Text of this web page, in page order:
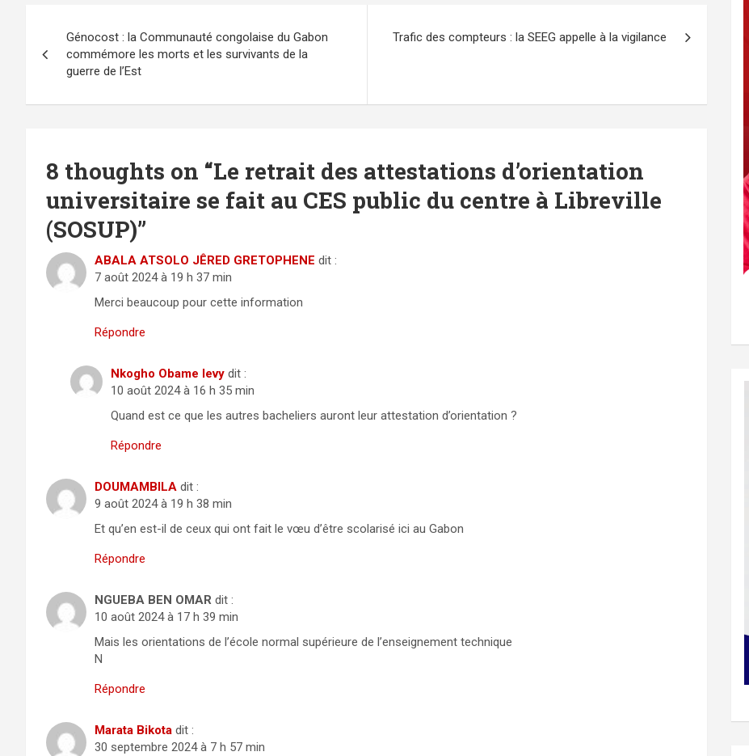
de
l’article
Génocost : la Communauté congolaise du Gabon
commémore les morts et les survivants de la
guerre de l’Est
Trafic des compteurs : la SEEG appelle à la vigilance
8 thoughts on “Le retrait des attestations d’orientation
universitaire se fait au CES public du centre à Libreville
(SOSUP)”
ABALA ATSOLO JÊRED GRETOPHENE dit :
7 août 2024 à 19 h 37 min
Merci beaucoup pour cette information
Répondre
Nkogho Obame levy dit :
10 août 2024 à 16 h 35 min
Quand est ce que les autres bacheliers auront leur attestation d’orientation ?
Répondre
DOUMAMBILA dit :
9 août 2024 à 19 h 38 min
Et qu’en est-il de ceux qui ont fait le vœu d’être scolarisé ici au Gabon
Répondre
NGUEBA BEN OMAR dit :
10 août 2024 à 17 h 39 min
Mais les orientations de l’école normal supérieure de l’enseignement technique
N
Répondre
Marata Bikota dit :
30 septembre 2024 à 7 h 57 min